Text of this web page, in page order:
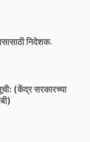
निदेशक.
(केंद्र सरकारच्या